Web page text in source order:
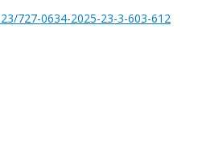
727-0634-2025-23-3-603-612